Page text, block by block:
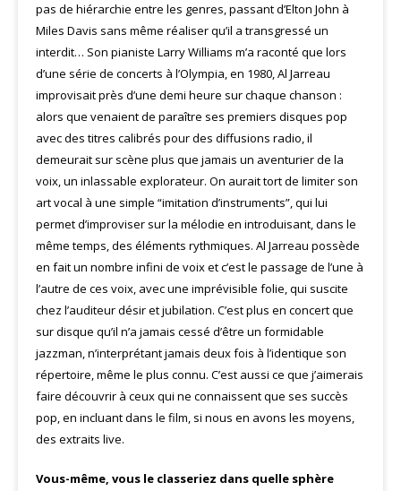
pas de hiérarchie entre les genres, passant d’Elton John à
Miles Davis sans même réaliser qu’il a transgressé un
interdit… Son pianiste Larry Williams m’a raconté que lors
d’une série de concerts à l’Olympia, en 1980, Al Jarreau
improvisait près d’une demi heure sur chaque chanson :
alors que venaient de paraître ses premiers disques pop
avec des titres calibrés pour des diffusions radio, il
demeurait sur scène plus que jamais un aventurier de la
voix, un inlassable explorateur. On aurait tort de limiter son
art vocal à une simple “imitation d’instruments”, qui lui
permet d’improviser sur la mélodie en introduisant, dans le
même temps, des éléments rythmiques. Al Jarreau possède
en fait un nombre infini de voix et c’est le passage de l’une à
l’autre de ces voix, avec une imprévisible folie, qui suscite
chez l’auditeur désir et jubilation. C’est plus en concert que
sur disque qu’il n’a jamais cessé d’être un formidable
jazzman, n’interprétant jamais deux fois à l’identique son
répertoire, même le plus connu. C’est aussi ce que j’aimerais
faire découvrir à ceux qui ne connaissent que ses succès
pop, en incluant dans le film, si nous en avons les moyens,
des extraits live.
Vous-même, vous le classeriez dans quelle sphère